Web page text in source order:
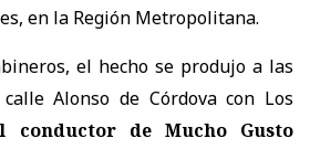
en la Región Metropolitana.
el hecho se produjo a las
Alonso de Córdova con Los
conductor de Mucho Gusto